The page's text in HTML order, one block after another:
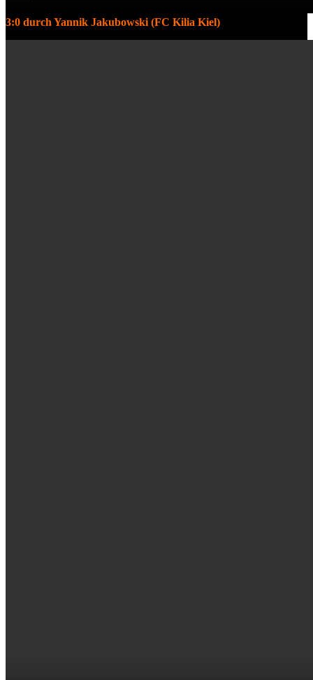
3:0 durch Yannik Jakubowski (FC Kilia Kiel)